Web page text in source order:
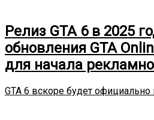
Релиз GTA 6 в 2025
обновления GTA
для начала
GTA 6 вскоре будет официально